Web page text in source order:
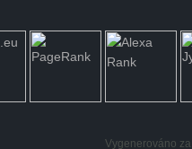
Vygenerováno